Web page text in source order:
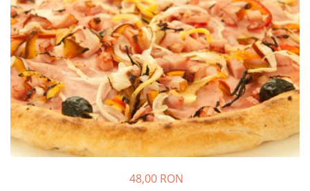
Garnituri
Salate
Sosuri
Desert
48,00 RON